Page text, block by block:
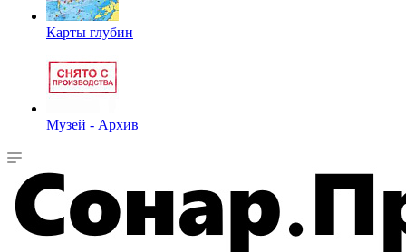
Карты глубин
Музей - Архив